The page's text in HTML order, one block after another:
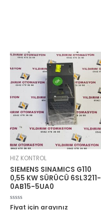
HIZ KONTROL
SIEMENS SINAMICS G110
0,55 KW SÜRÜCÜ 6SL3211-
0AB15-5UA0
5
Fiyat için arayınız